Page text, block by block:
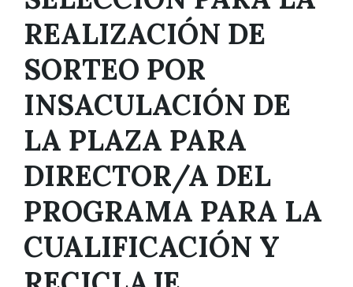
REALIZACIÓN DE
SORTEO POR
INSACULACIÓN DE
LA PLAZA PARA
DIRECTOR/A DEL
PROGRAMA PARA LA
CUALIFICACIÓN Y